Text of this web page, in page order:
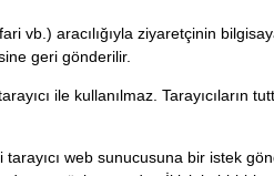
vb.) aracılığıyla ziyaretçinin
geri gönderilir.
ile kullanılmaz. Tarayıcıların
web sunucusuna bir istek